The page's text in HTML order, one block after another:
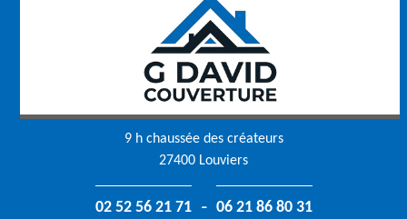
9 h chaussée des créateurs
27400 Louviers
02 52 56 21 71 - 06 21 86 80 31